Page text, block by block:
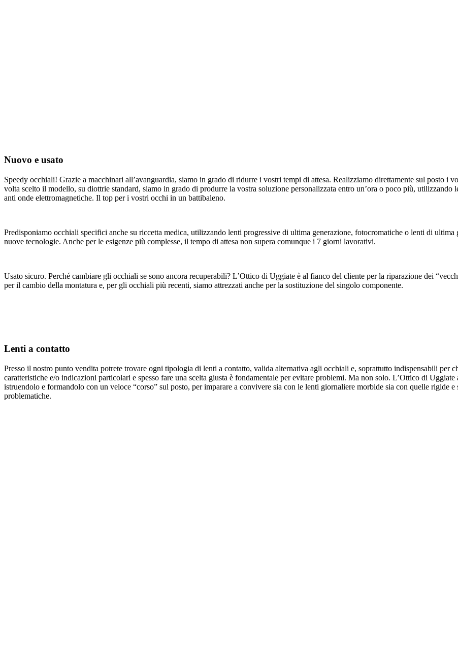
Nuovo e usato
Speedy occhiali! Grazie a macchinari all’avanguardia, siamo in grado di ridurre i vostri tempi di attesa. Realizziamo direttamente sul posto i
volta scelto il modello, su diottrie standard, siamo in grado di produrre la vostra soluzione personalizzata entro un’ora o poco più,
anti onde elettromagnetiche. Il top per i vostri occhi in un battibaleno.
Predisponiamo occhiali specifici anche su riccetta medica, utilizzando lenti progressive di ultima generazione, fotocromatiche o lenti di
nuove tecnologie. Anche per le esigenze più complesse, il tempo di attesa non supera comunque i 7 giorni lavorativi.
Usato sicuro. Perché cambiare gli occhiali se sono ancora recuperabili? L’Ottico di Uggiate è al fianco del cliente per la riparazione dei
per il cambio della montatura e, per gli occhiali più recenti, siamo attrezzati anche per la sostituzione del singolo componente.
Lenti a contatto
Presso il nostro punto vendita potrete trovare ogni tipologia di lenti a contatto, valida alternativa agli occhiali e, soprattutto indispensabili per
caratteristiche e/o indicazioni particolari e spesso fare una scelta giusta è fondamentale per evitare problemi. Ma non solo. L’Ottico di
istruendolo e formandolo con un veloce “corso” sul posto, per imparare a convivere sia con le lenti giornaliere morbide sia con quelle rigide
problematiche.